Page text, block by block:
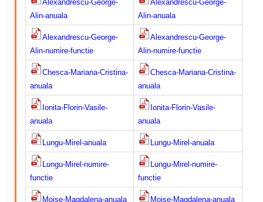
Calitatea apei
Comunicare
Contact
Alexandrescu-George-
Alin-anuala
Alexandrescu-George-
Alin-anuala
Alexandrescu-George-
Alin-numire-functie
Alexandrescu-George-
Alin-numire-functie
Chesca-Mariana-Cristina-
anuala
Chesca-Mariana-Cristina-
anuala
Ionita-Florin-Vasile-
anuala
Ionita-Florin-Vasile-
anuala
Lungu-Mirel-anuala Lungu-Mirel-anuala
Lungu-Mirel-numire-
functie
Lungu-Mirel-numire-
functie
Moise-Magdalena-anuala Moise-Magdalena-anuala